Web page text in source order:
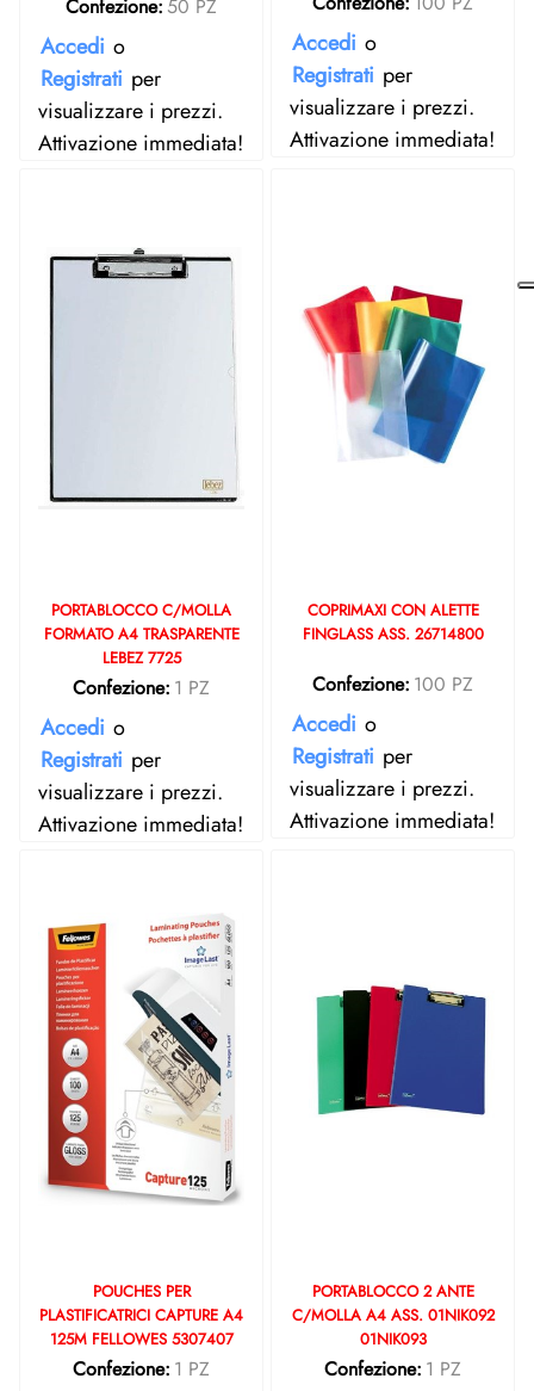
Confezione: 50 PZ
Accedi o
Registrati per
visualizzare i prezzi.
Attivazione immediata!
Accedi o
Registrati per
visualizzare i prezzi.
Attivazione immediata!
PORTABLOCCO C/MOLLA
FORMATO A4 TRASPARENTE
LEBEZ 7725
Confezione: 1 PZ
Accedi o
Registrati per
visualizzare i prezzi.
Attivazione immediata!
COPRIMAXI CON ALETTE
FINGLASS ASS. 26714800
Confezione: 100 PZ
Accedi o
Registrati per
visualizzare i prezzi.
Attivazione immediata!
POUCHES PER
PLASTIFICATRICI CAPTURE A4
125M FELLOWES 5307407
Confezione: 1 PZ
PORTABLOCCO 2 ANTE
C/MOLLA A4 ASS. 01NIK092
01NIK093
Confezione: 1 PZ